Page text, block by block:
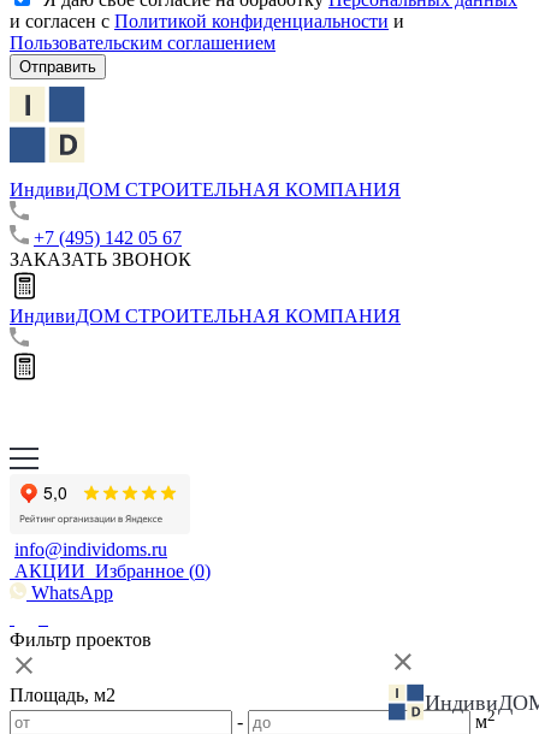
и согласен с Политикой конфиденциальности и
Пользовательским соглашением
Отправить
ИндивиДОМ СТРОИТЕЛЬНАЯ КОМПАНИЯ
+7 (495) 142 05 67
ЗАКАЗАТЬ ЗВОНОК
ИндивиДОМ СТРОИТЕЛЬНАЯ КОМПАНИЯ
info@individoms.ru
АКЦИИ Избранное (0)
WhatsApp
Фильтр проектов
Площадь, м2
-
м2